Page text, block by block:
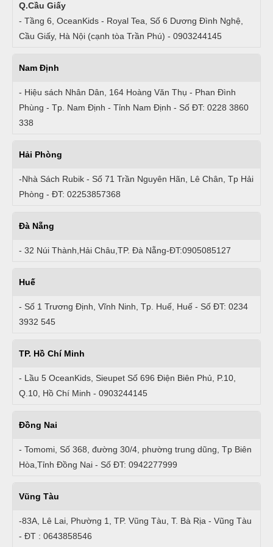
Q.Cầu Giấy
- Tầng 6, OceanKids - Royal Tea, Số 6 Dương Đình Nghệ,
Cầu Giấy, Hà Nội (cạnh tòa Trần Phú) - 0903244145
Nam Định
- Hiệu sách Nhân Dân, 164 Hoàng Văn Thụ - Phan Đình
Phùng - Tp. Nam Định - Tỉnh Nam Định - Số ĐT: 0228 3860
338
Hải Phòng
-Nhà Sách Rubik - Số 71 Trần Nguyên Hãn, Lê Chân, Tp Hải
Phòng - ĐT: 02253857368
Đà Nẵng
- 32 Núi Thành,Hải Châu,TP. Đà Nẵng-ĐT:0905085127
Huế
- Số 1 Trương Định, Vĩnh Ninh, Tp. Huế, Huế - Số ĐT: 0234
3932 545
TP. Hồ Chí Minh
- Lầu 5 OceanKids, Sieupet Số 696 Điện Biên Phủ, P.10,
Q.10, Hồ Chí Minh - 0903244145
Đồng Nai
- Tomomi, Số 368, đường 30/4, phường trung dũng, Tp Biên
Hòa,Tỉnh Đồng Nai - Số ĐT: 0942277999
Vũng Tàu
-83A, Lê Lai, Phường 1, TP. Vũng Tàu, T. Bà Rịa - Vũng Tàu
- ĐT : 0643858546